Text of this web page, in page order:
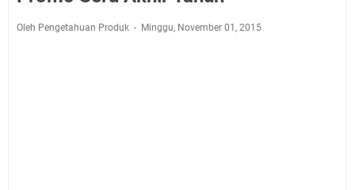
Oleh Pengetahuan Produk Minggu, November 01, 2015